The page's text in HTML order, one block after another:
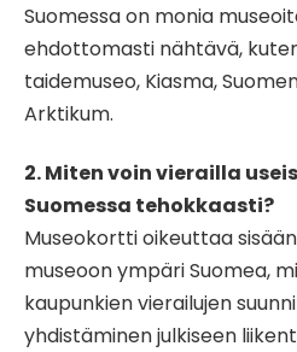
Suomessa on monia
ehdottomasti nähtävä,
taidemuseo, Kiasma,
Arktikum.
2. Miten voin vierailla
Suomessa tehokkaasti?
Museokortti oikeuttaa
museoon ympäri Suomea,
kaupunkien vierailujen
yhdistäminen julkiseen